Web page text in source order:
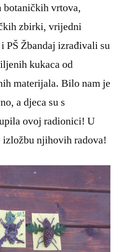
botaničkih vrtova,
zbirki, vrijedni
PŠ Žbandaj izrađivali su
kukaca od
materijala. Bilo nam je
a djeca su s
ovoj radionici! U
izložbu njihovih radova!